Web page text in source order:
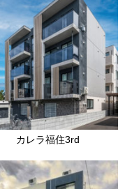
カレラ福住3rd